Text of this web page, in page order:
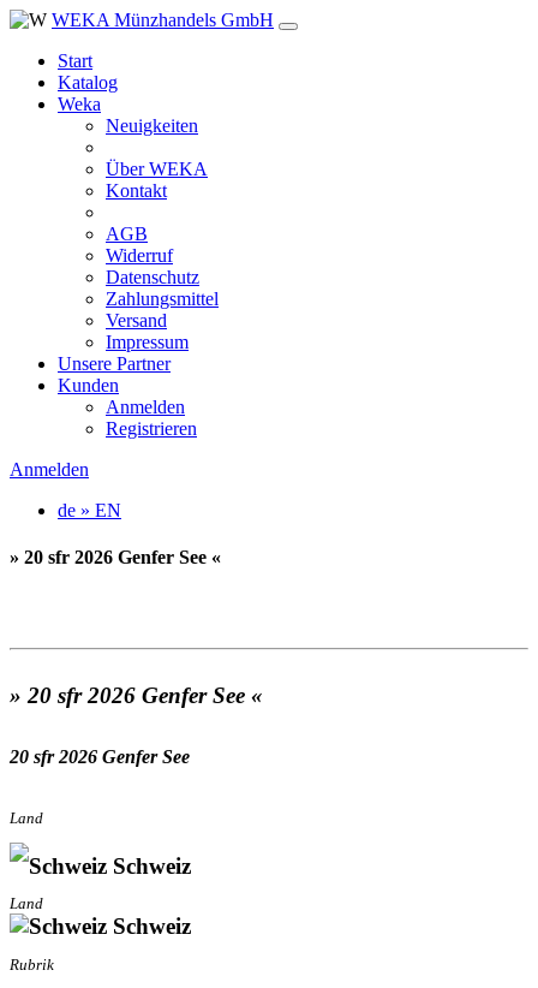
WEKA Münzhandels GmbH
Start
Katalog
Weka
Neuigkeiten
Über WEKA
Kontakt
AGB
Widerruf
Datenschutz
Zahlungsmittel
Versand
Impressum
Unsere Partner
Kunden
Anmelden
Registrieren
Anmelden
de » EN
» 20 sfr 2026 Genfer See «
» 20 sfr 2026 Genfer See «
20 sfr 2026 Genfer See
Land
Schweiz
Land
Schweiz
Rubrik